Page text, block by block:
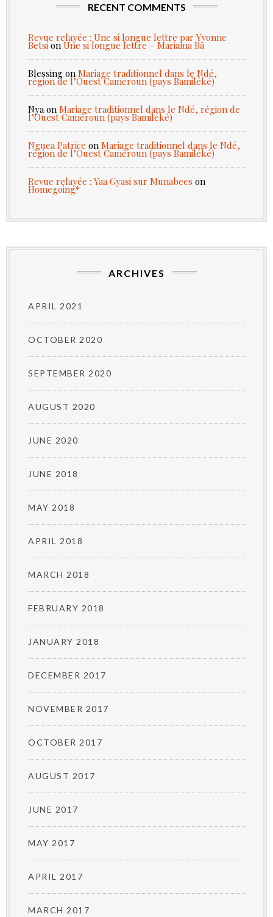
RECENT COMMENTS
Revue relayée : Une si longue lettre par Yvonne
BetsionUne si longue lettre – Mariama Bâ
Blessing on Mariage traditionnel dans le Ndé,
région de l’Ouest Cameroun (pays Bamiléké)
Nya on Mariage traditionnel dans le Ndé, région de
l’Ouest Cameroun (pays Bamiléké)
Nguea Patrice on Mariage traditionnel dans le Ndé,
région de l’Ouest Cameroun (pays Bamiléké)
Revue relayée : Yaa Gyasi sur Munabees on
Homegoing*
ARCHIVES
APRIL 2021
OCTOBER 2020
SEPTEMBER 2020
AUGUST 2020
JUNE 2020
JUNE 2018
MAY 2018
APRIL 2018
MARCH 2018
FEBRUARY 2018
JANUARY 2018
DECEMBER 2017
NOVEMBER 2017
OCTOBER 2017
AUGUST 2017
JUNE 2017
MAY 2017
APRIL 2017
MARCH 2017